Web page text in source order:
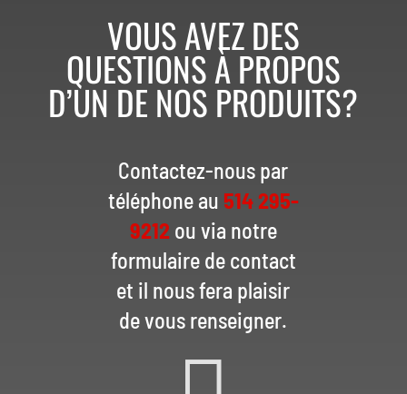
VOUS AVEZ DES
QUESTIONS À PROPOS
D’UN DE NOS PRODUITS?
Contactez-nous par
téléphone au 514 295-
9212ou via notre
formulaire de contact
et il nous fera plaisir
de vous renseigner.